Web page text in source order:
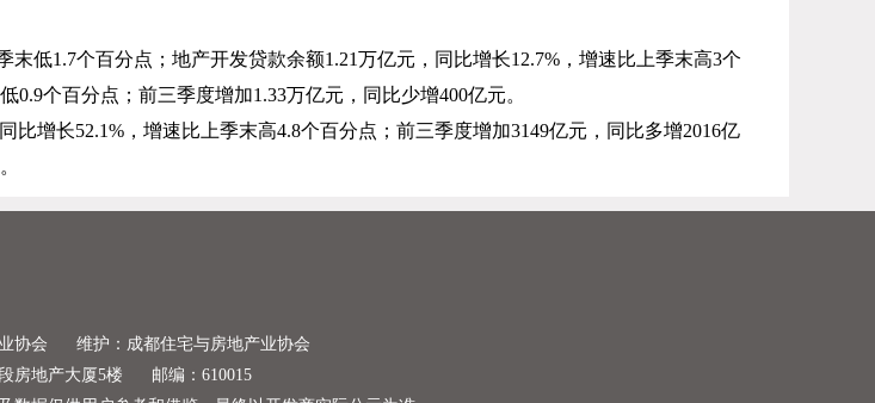
末低1.7个百分点；地产开发贷款余额1.21万亿元，同比增长12.7% ，增速比上季末高3个
0.9个百分点；前三季度增加1.33万亿元，同比少增400亿元。
比增长52.1% ，增速比上季末高4.8个百分点；前三季度增加3149亿元，同比多增2016亿
协会
维护：成都住宅与房地产业协会
房地产大厦5楼
邮编：610015